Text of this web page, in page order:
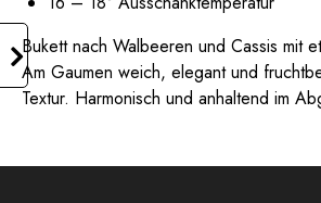
Bukett nach Walbeeren und Cassis mit
Am Gaumen weich, elegant und
Textur. Harmonisch und anhaltend im